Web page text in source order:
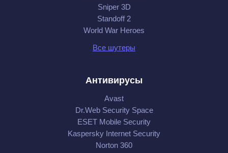
Sniper 3D
Standoff 2
World War Heroes
Все шутеры
Антивирусы
Avast
Dr.Web Security Space
ESET Mobile Security
Kaspersky Internet Security
Norton 360